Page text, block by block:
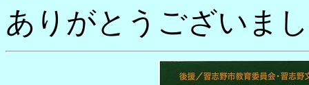
ありがとうございま